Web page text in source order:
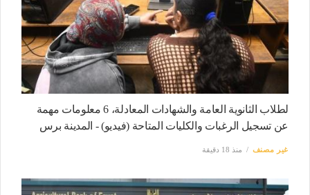
لطلاب الثانوية العامة والشهادات المعادلة، 6 معلومات مهمة
عن تسجيل الرغبات والكليات المتاحة (فيديو) - المدينة برس
غير مصنف منذ 18 دقيقة